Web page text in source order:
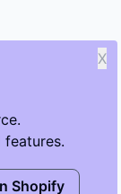
X
Shopify
and cleaner